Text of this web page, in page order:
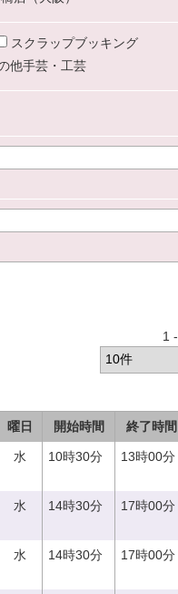
スクラップブッキング
他手芸・工芸
1 -
曜日 開始時間 終了時間
水 10時30分 13時00分
水 14時30分 17時00分
水 14時30分 17時00分